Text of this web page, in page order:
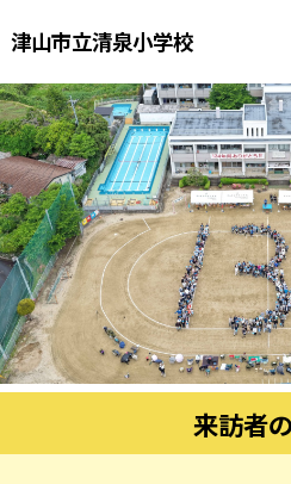
津山市立清泉小学校
来訪者